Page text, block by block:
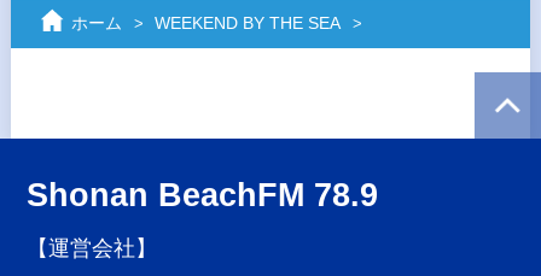
ホーム WEEKEND BY THE SEA
Shonan BeachFM 78.9
【運営会社】